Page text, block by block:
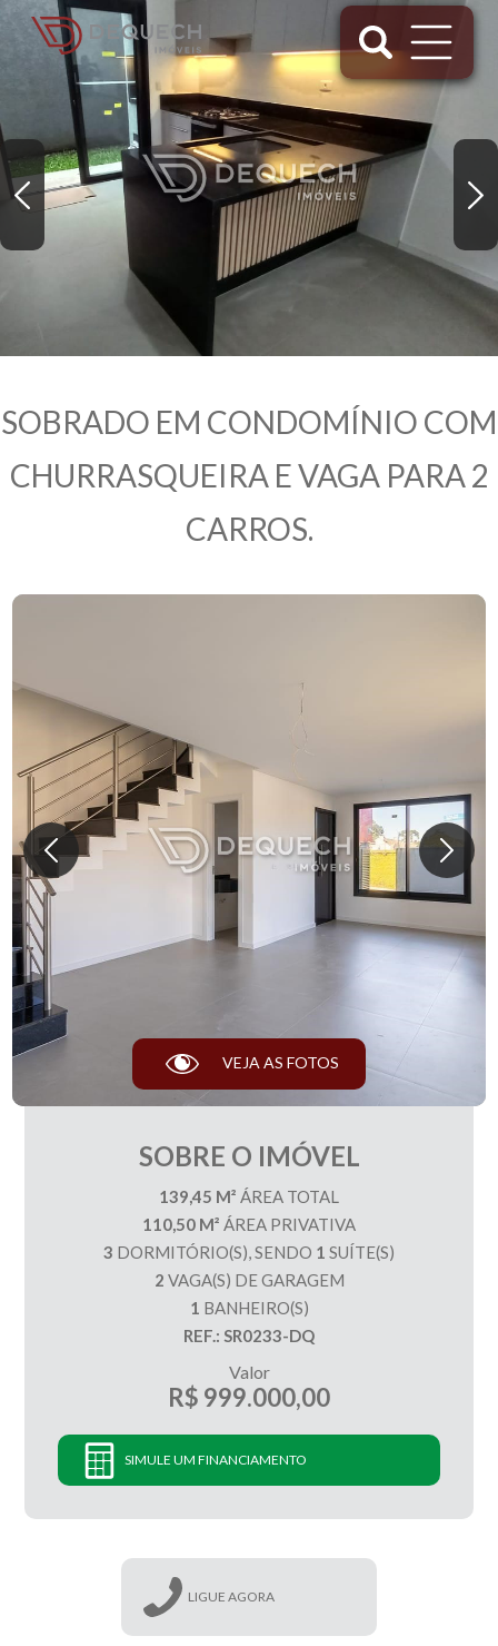
SOBRADO EM CONDOMÍNIO COM
CHURRASQUEIRA E VAGA PARA 2
CARROS.
VEJA AS FOTOS
SOBRE O IMÓVEL
139,45 M² ÁREA TOTAL
110,50 M² ÁREA PRIVATIVA
3 DORMITÓRIO(S), SENDO 1 SUÍTE(S)
2 VAGA(S) DE GARAGEM
1 BANHEIRO(S)
REF.: SR0233-DQ
Valor
R$ 999.000,00
SIMULE UM FINANCIAMENTO
LIGUE AGORA